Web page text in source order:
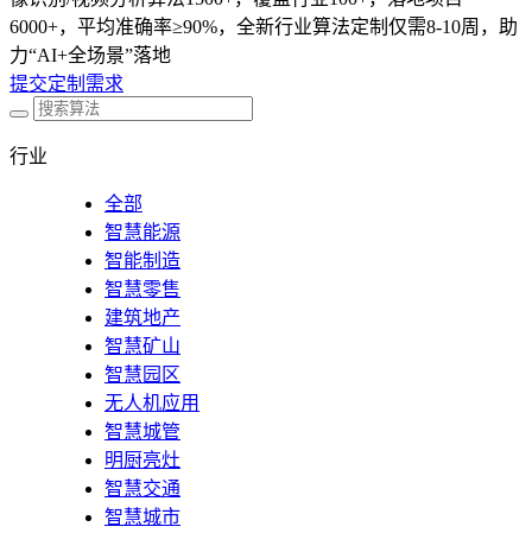
6000+，平均准确率≥90%，全新行业算法定制仅需8-10周，助
力“AI+全场景”落地
提交定制需求
行业
全部
智慧能源
智能制造
智慧零售
建筑地产
智慧矿山
智慧园区
无人机应用
智慧城管
明厨亮灶
智慧交通
智慧城市